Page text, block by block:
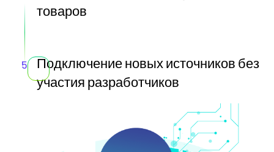
товаров
5
Подключение новых источников без
участия разработчиков